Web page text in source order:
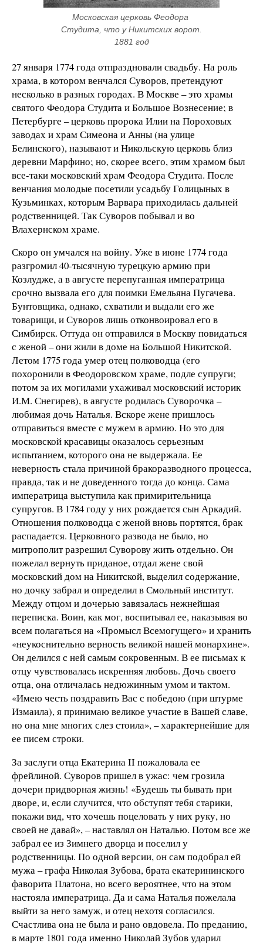
Московская церковь Феодора
Студита, что у Никитских ворот.
1881 год
27 января 1774 года отпраздновали свадьбу. На роль
храма, в котором венчался Суворов, претендуют
несколько в разных городах. В Москве – это храмы
святого Феодора Студита и Большое Вознесение; в
Петербурге – церковь пророка Илии на Пороховых
заводах и храм Симеона и Анны (на улице
Белинского), называют и Никольскую церковь близ
деревни Марфино; но, скорее всего, этим храмом был
все-таки московский храм Феодора Студита. После
венчания молодые посетили усадьбу Голицыных в
Кузьминках, которым Варвара приходилась дальней
родственницей. Так Суворов побывал и во
Влахернском храме.
Скоро он умчался на войну. Уже в июне 1774 года
разгромил 40-тысячную турецкую армию при
Козлудже, а в августе перепуганная императрица
срочно вызвала его для поимки Емельяна Пугачева.
Бунтовщика, однако, схватили и выдали его же
товарищи, и Суворов лишь отконвоировал его в
Симбирск. Оттуда он отправился в Москву повидаться
с женой – они жили в доме на Большой Никитской.
Летом 1775 года умер отец полководца (его
похоронили в Феодоровском храме, подле супруги;
потом за их могилами ухаживал московский историк
И.М. Снегирев), в августе родилась Суворочка –
любимая дочь Наталья. Вскоре жене пришлось
отправиться вместе с мужем в армию. Но это для
московской красавицы оказалось серьезным
испытанием, которого она не выдержала. Ее
неверность стала причиной бракоразводного процесса,
правда, так и не доведенного тогда до конца. Сама
императрица выступила как примирительница
супругов. В 1784 году у них рождается сын Аркадий.
Отношения полководца с женой вновь портятся, брак
распадается. Церковного развода не было, но
митрополит разрешил Суворову жить отдельно. Он
пожелал вернуть приданое, отдал жене свой
московский дом на Никитской, выделил содержание,
но дочку забрал и определил в Смольный институт.
Между отцом и дочерью завязалась нежнейшая
переписка. Воин, как мог, воспитывал ее, наказывая во
всем полагаться на «Промысл Всемогущего» и хранить
«неукоснительно верность великой нашей монархине».
Он делился с ней самым сокровенным. В ее письмах к
отцу чувствовалась искренняя любовь. Дочь своего
отца, она отличалась недюжинным умом и тактом.
«Имею честь поздравить Вас с победою (при штурме
Измаила), я принимаю великое участие в Вашей славе,
но она мне многих слез стоила», – характернейшие для
ее писем строки.
За заслуги отца Екатерина II пожаловала ее
фрейлиной. Суворов пришел в ужас: чем грозила
дочери придворная жизнь! «Будешь ты бывать при
дворе, и, если случится, что обступят тебя старики,
покажи вид, что хочешь поцеловать у них руку, но
своей не давай», – наставлял он Наталью. Потом все же
забрал ее из Зимнего дворца и поселил у
родственницы. По одной версии, он сам подобрал ей
мужа – графа Николая Зубова, брата екатерининского
фаворита Платона, но всего вероятнее, что на этом
настояла императрица. Да и сама Наталья пожелала
выйти за него замуж, и отец нехотя согласился.
Счастлива она не была и рано овдовела. По преданию,
в марте 1801 года именно Николай Зубов ударил